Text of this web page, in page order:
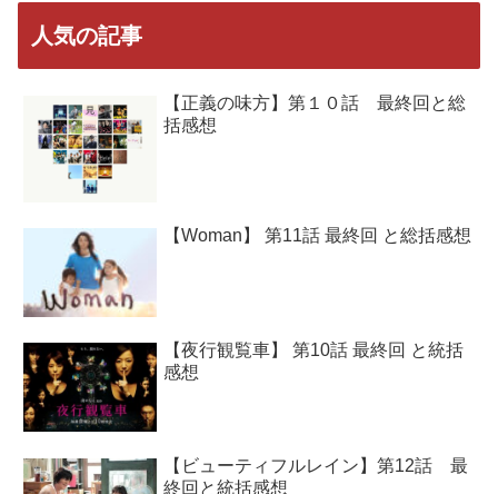
人気の記事
【正義の味方】第１０話 最終回と総
括感想
【Woman】 第11話 最終回 と総括感想
【夜行観覧車】 第10話 最終回 と統括
感想
【ビューティフルレイン】第12話 最
終回と統括感想